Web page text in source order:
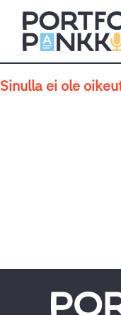
Siirry sisältöön
Sinulla ei ole